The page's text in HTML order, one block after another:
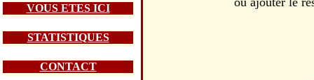
VOUS ETES ICI
STATISTIQUES
CONTACT